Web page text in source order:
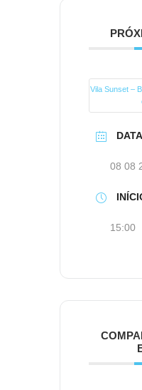
Vila Sunset –
DATA
08 08
15:00